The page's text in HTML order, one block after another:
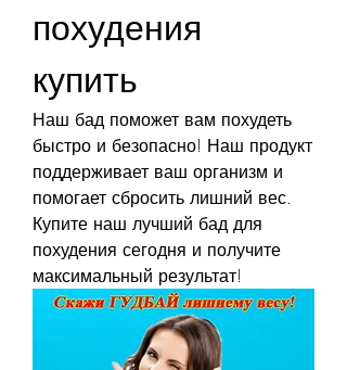
похудения
купить
Наш бад поможет вам похудеть
быстро и безопасно! Наш продукт
поддерживает ваш организм и
помогает сбросить лишний вес.
Купите наш лучший бад для
похудения сегодня и получите
максимальный результат!